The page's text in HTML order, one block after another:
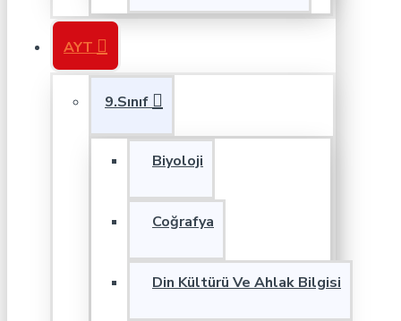
AYT
9.Sınıf
Biyoloji
Coğrafya
Din Kültürü Ve Ahlak Bilgisi